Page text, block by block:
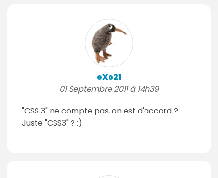
eXo21
01 Septembre 2011 à 14h39
"CSS 3" ne compte pas, on est d'accord ?
Juste "CSS3" ? :)